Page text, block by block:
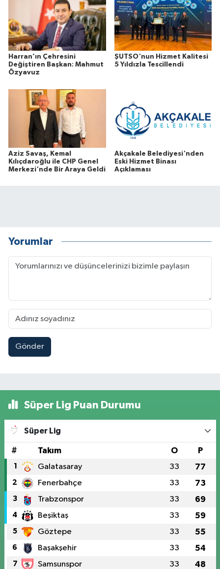
Harran’ın Çehresini
Değiştiren Başkan: Mahmut
Özyavuz
ŞUTSO'nun Hizmet Kalitesi
5 Yıldızla Tescillendi
Aziz Savaş, Kemal
Kılıçdaroğlu ile CHP Genel
Merkezi'nde Bir Araya Geldi
Akçakale Belediyesi'nden
Eski Hizmet Binası
Açıklaması
Yorumlar
Gönder
Süper Lig Puan Durumu
Süper Lig
# Takım O P
1 Galatasaray 33 77
2 Fenerbahçe 33 73
3 Trabzonspor 33 69
4 Beşiktaş 33 59
5 Göztepe 33 55
6 Başakşehir 33 54
7 Samsunspor 33 48